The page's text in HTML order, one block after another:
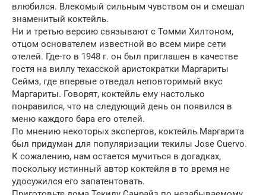
влюбился. Влекомый сильным чувством он и смешал
знаменитый коктейль.
Ни и третью версию связывают с Томми Хилтоном,
отцом основателем известной во всем мире сети
отелей. Где-то в 1948 г. он был приглашен в качестве
гостя на виллу техасской аристократки Маргариты
Сеймз, где впервые отведал неповторимый вкус
Маргариты. Говорят, коктейль ему настолько
понравился, что на следующий день он появился в
меню каждого бара его отелей.
По мнению некоторых экспертов, коктейль Маргарита
был придуман для популяризации текилы Jose Cuervo.
К сожалению, нам остается мучиться в догадках,
поскольку истинный автор коктейля в то время не
удосужился его запатентовать.